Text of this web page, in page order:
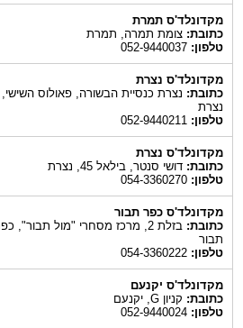
מקדונלד'ס תמרת
כתובת:צומת תמרה, תמרת
טלפון:052-9440037
מקדונלד'ס נצרת
כתובת:נצרת כנסיית הבשורה, פאולוס השישי,
נצרת
טלפון:052-9440211
מקדונלד'ס נצרת
כתובת:דושי סנטר, בילאל 45, נצרת
טלפון:054-3360270
מקדונלד'ס כפר תבור
כתובת:
בזלת 2, מרכז מסחרי "מול תבור", כפר
תבור
טלפון:054-3360222
מקדונלד'ס יקנעם
כתובת:קניון G, יקנעם
טלפון:052-9440024